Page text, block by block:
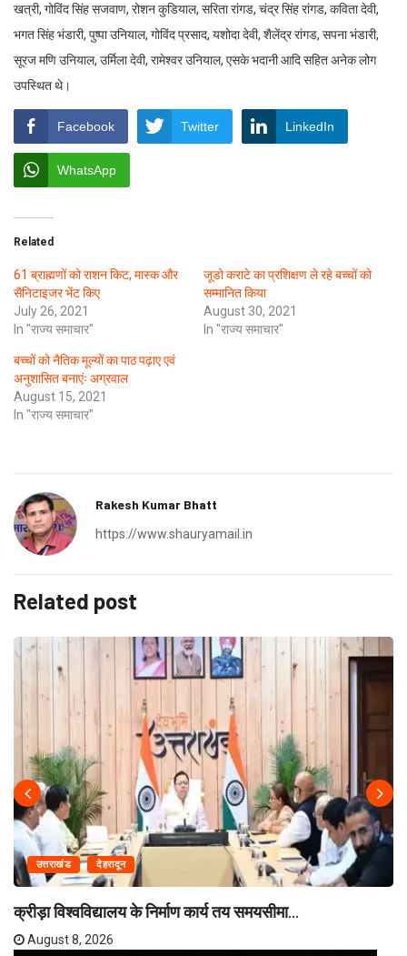
खत्री, गोविंद सिंह सजवाण, रोशन कुडियाल, सरिता रांगड, चंद्र सिंह रांगड, कविता देवी,
भगत सिंह भंडारी, पुष्पा उनियाल, गोविंद प्रसाद, यशोदा देवी, शैलेंद्र रांगड, सपना भंडारी,
सूरज मणि उनियाल, उर्मिला देवी, रामेश्वर उनियाल, एसके भदानी आदि सहित अनेक लोग
उपस्थित थे।
Facebook Twitter LinkedIn
WhatsApp
Related
61 ब्राह्मणों को राशन किट, मास्क और
सैनिटाइजर भेंट किए
July 26, 2021
In "राज्य समाचार"
जूडो कराटे का प्रशिक्षण ले रहे बच्चों को
सम्मानित किया
August 30, 2021
In "राज्य समाचार"
बच्चों को नैतिक मूल्यों का पाठ पढ़ाए एवं
अनुशासित बनाएंः अग्रवाल
August 15, 2021
In "राज्य समाचार"
Rakesh Kumar Bhatt
https://www.shauryamail.in
Related post
उत्तराखंड देहरादून
क्रीड़ा विश्वविद्यालय के निर्माण कार्य तय समयसीमा...
August 8, 2026